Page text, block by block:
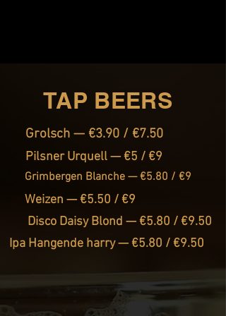
TAP BEERS
Grolsch — €3.90 / €7.50
Pilsner Urquell — €5 / €9
Grimbergen Blanche — €5.80 / €9
Weizen — €5.50 / €9
Disco Daisy Blond — €5.80 / €9.50
Ipa Hangende harry — €5.80 / €9.50